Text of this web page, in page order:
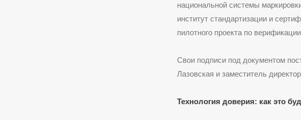
национальной системы
институт стандартизации и
пилотного проекта по
Свои подписи под документом
Лазовская и заместитель
Технология доверия: как это